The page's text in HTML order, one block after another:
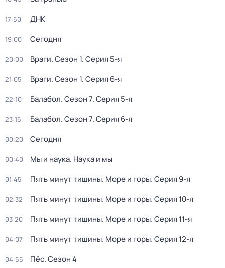
17:50 ДНК
19:00 Сегодня
20:00 Враги. Сезон 1. Серия 5-я
21:05 Враги. Сезон 1. Серия 6-я
22:10 Балабол. Сезон 7. Серия 5-я
23:15 Балабол. Сезон 7. Серия 6-я
00:20 Сегодня
00:40 Мы и наука. Наука и мы
01:45 Пять минут тишины. Море и горы. Серия 9-я
02:32 Пять минут тишины. Море и горы. Серия 10-я
03:20 Пять минут тишины. Море и горы. Серия 11-я
04:07 Пять минут тишины. Море и горы. Серия 12-я
04:55 Пёс. Сезон 4